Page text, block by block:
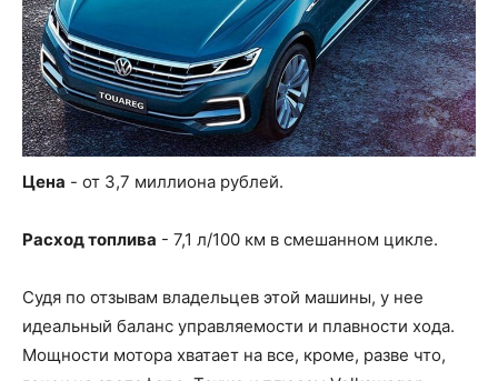
Цена - от 3,7 миллиона рублей.
Расход топлива - 7,1 л/100 км в смешанном цикле.
Судя по отзывам владельцев этой машины, у нее
идеальный баланс управляемости и плавности хода.
Мощности мотора хватает на все, кроме, разве что,